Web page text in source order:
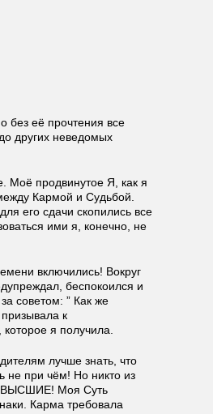
без её прочтения все
других неведомых
Моё продвинутое Я, как я
Кармой и Судьбой.
его сдачи скопились все
ими я, конечно, не
включились! Вокруг
беспокоился и
советом: ” Как же
к
я получила.
лучше знать, что
не при чём! Но никто из
ВЫСШИЕ! Моя Суть
Карма требовала